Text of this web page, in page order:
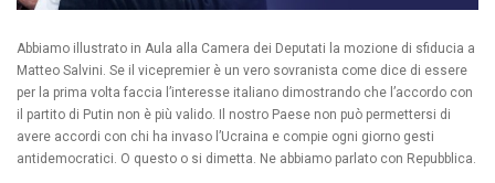
Abbiamo illustrato in Aula alla Camera dei Deputati la mozione di sfiducia a
Matteo Salvini. Se il vicepremier è un vero sovranista come dice di essere
per la prima volta faccia l’interesse italiano dimostrando che l’accordo con
il partito di Putin non è più valido. Il nostro Paese non può permettersi di
avere accordi con chi ha invaso l’Ucraina e compie ogni giorno gesti
antidemocratici. O questo o si dimetta. Ne abbiamo parlato con Repubblica.